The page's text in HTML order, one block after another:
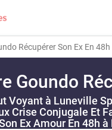
Récupérer Son Ex En
Goundo
Voyant à Luneville
Crise Conjugale Et
Ex Amour En 48h